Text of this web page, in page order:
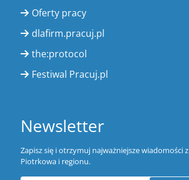
Oferty pracy
dlafirm.pracuj.pl
the:protocol
Festiwal Pracuj.pl
Newsletter
Zapisz się i otrzymuj najważniejsze wiadomości z
Piotrkowa i regionu.